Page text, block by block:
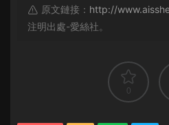
原文鏈接： http://
注明出處-愛絲社。
0